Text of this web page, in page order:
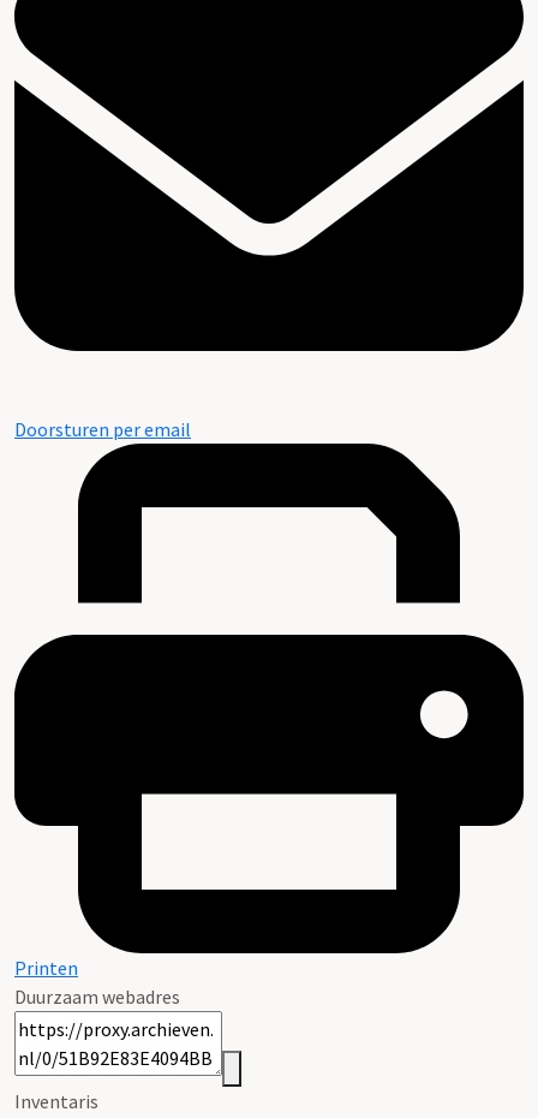
Doorsturen per email
Printen
Duurzaam webadres
Inventaris